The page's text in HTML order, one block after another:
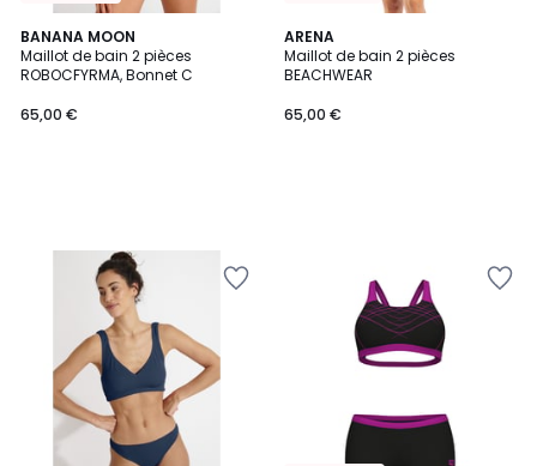
BANANA MOON
Maillot de bain 2 pièces
ROBOCFYRMA, Bonnet C
65,00 €
ARENA
Maillot de bain 2 pièces
BEACHWEAR
65,00 €